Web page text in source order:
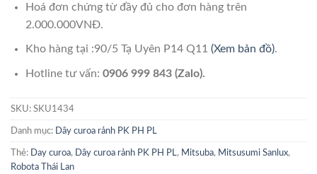
Hoá đơn chứng từ đầy đủ cho đơn hàng trên
2.000.000VNĐ.
Kho hàng tại :90/5 Tạ Uyên P14 Q11 (Xem bản đồ).
Hotline tư vấn: 0906 999 843 (Zalo).
SKU: SKU1434
Danh mục: Dây curoa rảnh PK PH PL
Thẻ: Day curoa, Dây curoa rảnh PK PH PL , Mitsuba, Mitsusumi Sanlux,
Robota Thái Lan